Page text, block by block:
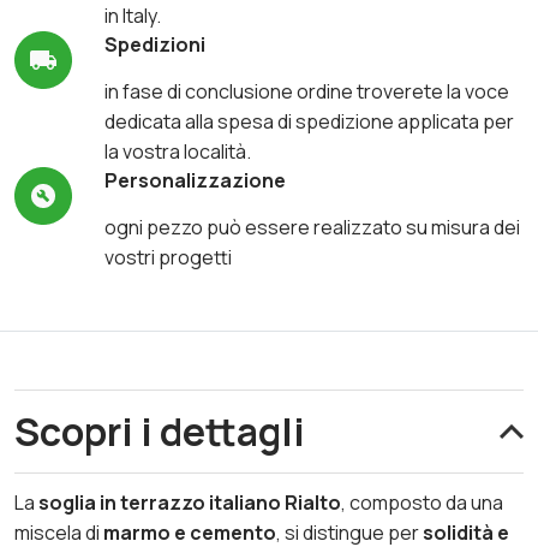
in Italy.
Spedizioni
in fase di conclusione ordine troverete la voce
dedicata alla spesa di spedizione applicata per
la vostra località.
Personalizzazione
ogni pezzo può essere realizzato su misura dei
vostri progetti
Scopri i dettagli
Lasoglia in terrazzo italiano Rialto, composto da una
miscela di marmo e cemento, si distingue persolidità e